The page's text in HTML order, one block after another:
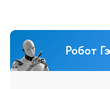
Робот